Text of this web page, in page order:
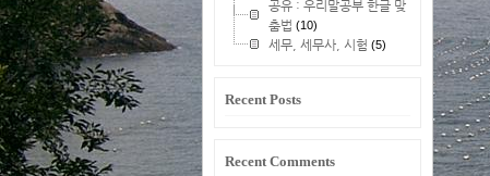
공유 : 우리말공부 한글 맞
춤법 (10)
세무, 세무사, 시험 (5)
Recent Posts
Recent Comments